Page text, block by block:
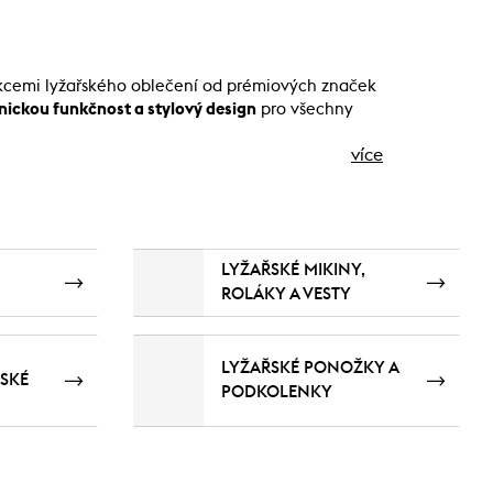
lyžařského oblečení od prémiových značek
funkčnost a stylový design pro všechny
více
LYŽAŘSKÉ MIKINY,
ROLÁKY A VESTY
LYŽAŘSKÉ PONOŽKY A
PODKOLENKY